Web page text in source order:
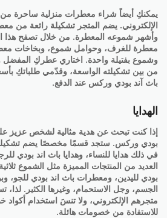
يمكنكِ أيضاً شراء معطرات منزلية ساحرة
الإلكتروني. يضم المتجر تشكيلة رائعة من
وأشهر شموعه المعطرة. من خلال تصفح هذا
معطرة للغرف، وحوامل شموع، وبخاخات
وشموع بفتيلة واحدة. اختاري عطركِ المفضل
من بين تشكيلته الواسعة، وقدّمي طلباتكِ
باث آند بودي وركس عند الدفع.
الهدايا
إذا كنت تبحث عن هدية مثالية لشخص عزيز
بودي وركس. ستجد قسمًا مخصصًا يضم تشكيلة
في ذلك هدايا للنساء، وهدايا باث اند بودي
العديد من المنتجات المميزة مثل الشموع
بودي لليدين، ومعطرات باث اند بودي للجو،
الجسم، وجل الاستحمام، وغيرها الكثير. لذا،
متجرهم الإلكتروني، ولا تنسَ استخدام
للاستفادة من خصومات هائلة.